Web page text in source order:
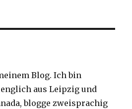
Blog. Ich bin
aus Leipzig und
blogge zweisprachig